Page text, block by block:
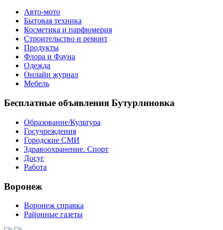
Авто-мото
Бытовая техника
Косметика и парфюмерия
Строительство и ремонт
Продукты
Флора и Фауна
Одежда
Онлайн журнал
Мебель
Бесплатные объявления Бутурлиновка
Образование/Культура
Госучреждения
Городские СМИ
Здравоохранение. Спорт
Досуг
Работа
Воронеж
Воронеж справка
Районные газеты